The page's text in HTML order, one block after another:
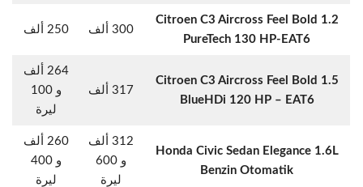
Citroen C3 Aircross Feel Bold 1.2
PureTech 130 HP-EAT6
300 ألف 250 ألف
Citroen C3 Aircross Feel Bold 1.5
BlueHDi 120 HP – EAT6
317 ألف
264 ألف
و 100
ليرة
Honda Civic Sedan Elegance 1.6L
Benzin Otomatik
312 ألف
و 600
ليرة
260 ألف
و 400
ليرة